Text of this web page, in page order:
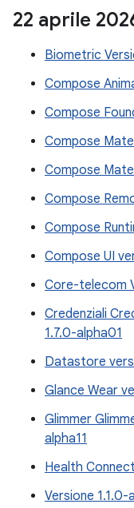
22 aprile
Biometric
Compose
Compose
Compose
Compose
Compose
Compose
Compose UI
Core-telecom
Credenziali
1.7.0-alpha01
Datastore
Glance Wear
Glimmer
alpha11
Health
Versione 1.1.0-